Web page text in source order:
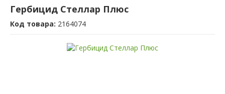
Гербицид Стеллар Плюс
Код товара: 2164074